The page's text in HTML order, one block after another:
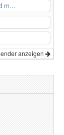
m...
anzeigen